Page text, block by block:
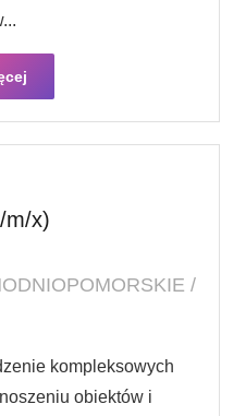
m/x)
/
kompleksowych
obiektów i